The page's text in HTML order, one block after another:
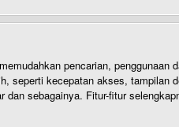
pencarian, penggunaan
seperti kecepatan akses, tampilan
sebagainya. Fitur-fitur